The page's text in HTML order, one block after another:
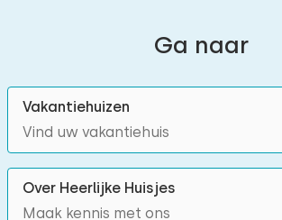
Ga naar
Vakantiehuizen
Vind uw vakantiehuis
Over Heerlijke Huisjes
Maak kennis met ons